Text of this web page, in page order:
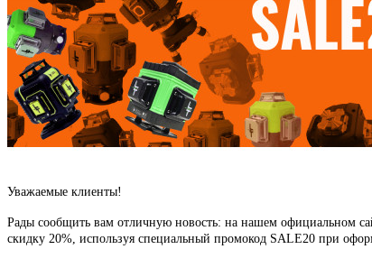
Уважаемые клиенты!
Рады сообщить вам отличную новость: на нашем официальном
скидку 20%, используя специальный промокод SALE20 при